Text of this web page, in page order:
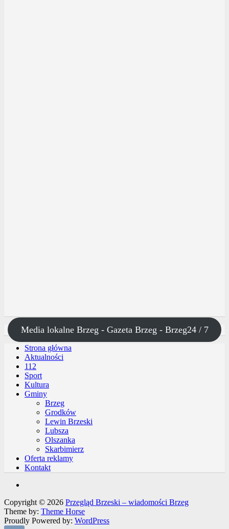
Media lokalne Brzeg - Gazeta Brzeg - Brzeg24 / 7
Strona główna
Aktualności
112
Sport
Kultura
Gminy
Brzeg
Grodków
Lewin Brzeski
Lubsza
Olszanka
Skarbimierz
Oferta reklamy
Kontakt
Copyright © 2026 Przegląd Brzeski – wiadomości Brzeg
Theme by: Theme Horse
Proudly Powered by: WordPress